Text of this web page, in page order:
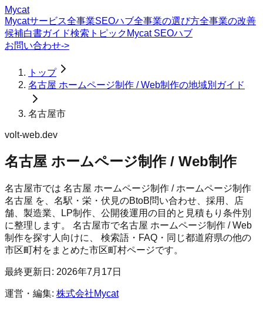
Mycat
Mycatサービス全事業SEOハブ全事業の選び方全事業の改善
候補白書ガイド検索トピック Mycat SEOハブ
お問い合わせ->
トップ
名古屋 ホームページ制作 / Web制作の地域別ガイド
名古屋市
volt-web.dev
名古屋 ホームページ制作 / Web制作
名古屋市では 名古屋 ホームページ制作 / ホームページ制作
名古屋 を、名駅・栄・伏見のBtoB問い合わせ、採用、店
舗、製造業、LP制作、公開後運用の目的と見積もり条件別
に整理します。 名古屋市で名古屋 ホームページ制作 / Web
制作を探す人向けに、 検索語・FAQ・同じ都道府県の他の
市区町村をまとめた市区町村ページです。
最終更新日: 2026年7月17日
運営・編集: 株式会社Mycat